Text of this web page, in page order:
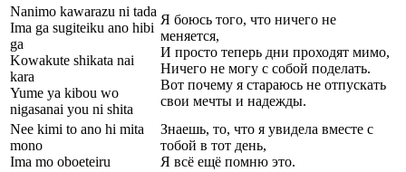
Nanimo kawarazu ni tada
Ima ga sugiteiku ano hibi
ga
Kowakute shikata nai
kara
Yume ya kibou wo
nigasanai you ni shita
Я боюсь того, что ничего не
меняется,
И просто теперь дни проходят мимо,
Ничего не могу с собой поделать.
Вот почему я стараюсь не отпускать
свои мечты и надежды.
Nee kimi to ano hi mita
mono
Ima mo oboeteiru
Знаешь, то, что я увидела вместе с
тобой в тот день,
Я всё ещё помню это.